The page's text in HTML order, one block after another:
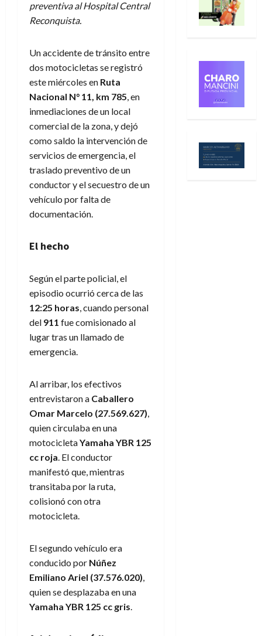
preventiva al Hospital Central
Reconquista.
Un accidente de tránsito entre
dos motocicletas se registró
este miércoles en Ruta
Nacional N° 11, km 785, en
inmediaciones de un local
comercial de la zona, y dejó
como saldo la intervención de
servicios de emergencia, el
traslado preventivo de un
conductor y el secuestro de un
vehículo por falta de
documentación.
El hecho
Según el parte policial, el
episodio ocurrió cerca de las
12:25 horas, cuando personal
del 911 fue comisionado al
lugar tras un llamado de
emergencia.
Al arribar, los efectivos
entrevistaron a Caballero
Omar Marcelo (27.569.627),
quien circulaba en una
motocicletaYamaha YBR 125
cc roja. El conductor
manifestó que, mientras
transitaba por la ruta,
colisionó con otra
motocicleta.
El segundo vehículo era
conducido por Núñez
Emiliano Ariel (37.576.020),
quien se desplazaba en una
Yamaha YBR 125 cc gris.